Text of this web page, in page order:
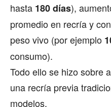
hasta 180 días),
promedio en recría y
peso vivo (por ejemplo
consumo).
Todo ello se hizo sobre
una recría previa
modelos.